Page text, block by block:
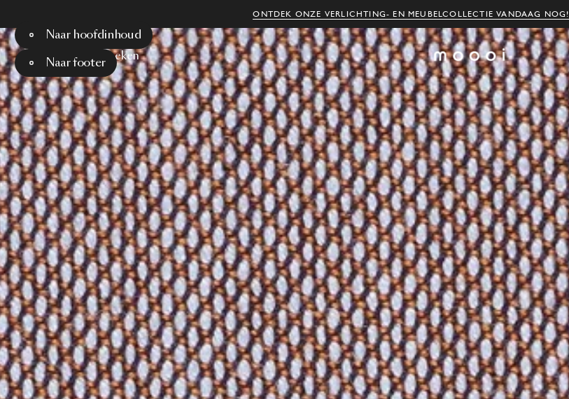
ONTDEK ONZE VERLICHTING- EN MEUBELCOLLECTIE VANDAAG NOG!
Naar hoofdinhoud
Naar footer
Menu Zoeken